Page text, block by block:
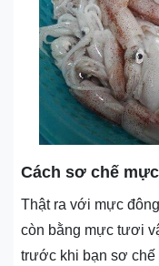
Cách sơ chế
Thật ra với mực
còn bằng mực tươi
trước khi bạn sơ chế